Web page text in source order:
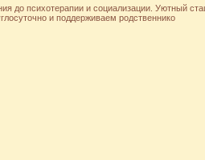
до психотерапии и социализации. Уютный
и поддерживаем родственнико